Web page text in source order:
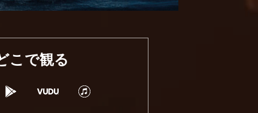
こで観る